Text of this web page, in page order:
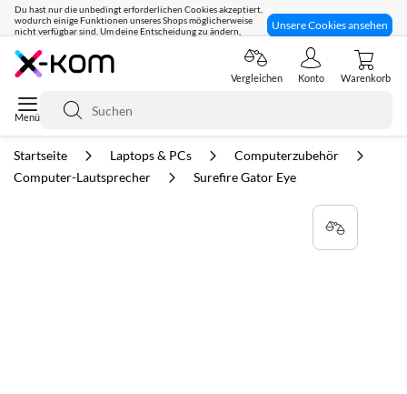
Du hast nur die unbedingt erforderlichen Cookies akzeptiert,
wodurch einige Funktionen unseres Shops möglicherweise
nicht verfügbar sind. Um deine Entscheidung zu ändern,
Unsere Cookies ansehen
Seit 8 Jahren für dich da!
Suche
Vergleichen Konto Warenkorb
Startseite Laptops & PCs
Computerzubehör
Computer-Lautsprecher
Surefire Gator Eye